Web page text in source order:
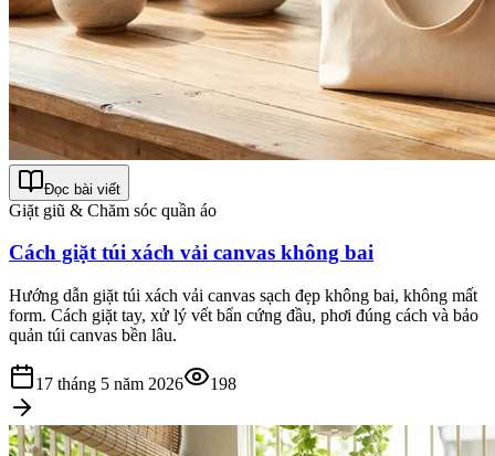
Đọc bài viết
Giặt giũ & Chăm sóc quần áo
Cách giặt túi xách vải canvas không bai
Hướng dẫn giặt túi xách vải canvas sạch đẹp không bai, không mất
form. Cách giặt tay, xử lý vết bẩn cứng đầu, phơi đúng cách và bảo
quản túi canvas bền lâu.
17 tháng 5 năm 2026 198